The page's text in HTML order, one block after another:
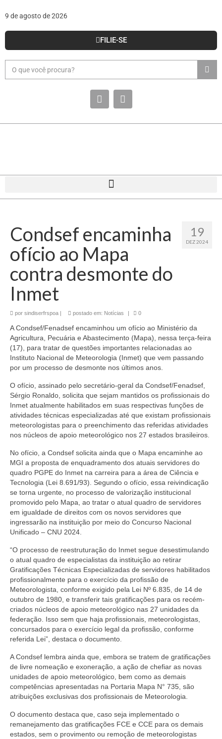
9 de agosto de 2026
FILIE-SE
19
DEZ 2024
Condsef encaminha
ofício ao Mapa
contra desmonte do
Inmet
por sindiserfrspoa | postado em: Notícias | 0
A Condsef/Fenadsef encaminhou um ofício ao Ministério da
Agricultura, Pecuária e Abastecimento (Mapa), nessa terça-feira
(17), para tratar de questões importantes relacionadas ao
Instituto Nacional de Meteorologia (Inmet) que vem passando
por um processo de desmonte nos últimos anos.
O ofício, assinado pelo secretário-geral da Condsef/Fenadsef,
Sérgio Ronaldo, solicita que sejam mantidos os profissionais do
Inmet atualmente habilitados em suas respectivas funções de
atividades técnicas especializadas até que existam profissionais
meteorologistas para o preenchimento das referidas atividades
nos núcleos de apoio meteorológico nos 27 estados brasileiros.
No ofício, a Condsef solicita ainda que o Mapa encaminhe ao
MGI a proposta de enquadramento dos atuais servidores do
quadro PGPE do Inmet na carreira para a área de Ciência e
Tecnologia (Lei 8.691/93). Segundo o ofício, essa reivindicação
se torna urgente, no processo de valorização institucional
promovido pelo Mapa, ao tratar o atual quadro de servidores
em igualdade de direitos com os novos servidores que
ingressarão na instituição por meio do Concurso Nacional
Unificado – CNU 2024.
“O processo de reestruturação do Inmet segue desestimulando
o atual quadro de especialistas da instituição ao retirar
Gratificações Técnicas Especializadas de servidores habilitados
profissionalmente para o exercício da profissão de
Meteorologista, conforme exigido pela Lei Nº 6.835, de 14 de
outubro de 1980, e transferir tais gratificações para os recém-
criados núcleos de apoio meteorológico nas 27 unidades da
federação. Isso sem que haja profissionais, meteorologistas,
concursados para o exercício legal da profissão, conforme
referida Lei”, destaca o documento.
A Condsef lembra ainda que, embora se tratem de gratificações
de livre nomeação e exoneração, a ação de chefiar as novas
unidades de apoio meteorológico, bem como as demais
competências apresentadas na Portaria Mapa N° 735, são
atribuições exclusivas dos profissionais de Meteorologia.
O documento destaca que, caso seja implementado o
remanejamento das gratificações FCE e CCE para os demais
estados, sem o provimento ou remoção de meteorologistas